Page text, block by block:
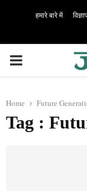
हमारे बारे में
PRIMARY
Home Future
Tag :